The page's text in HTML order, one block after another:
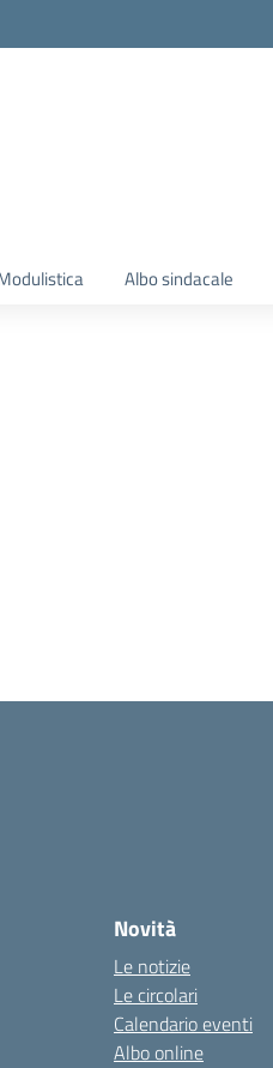
Albo sindacale
Novità
Le notizie
Le circolari
Calendario eventi
Albo online